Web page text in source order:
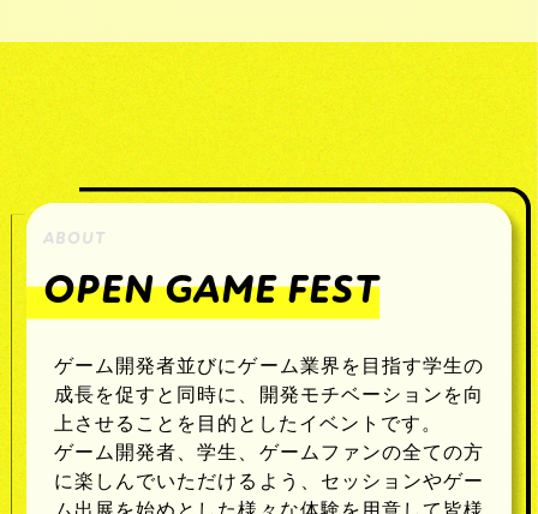
ABOUT
OPEN GAME FEST
ゲーム開発者並びにゲーム業界を目指す学生の
成長を促すと同時に、開発モチベーションを向
上させることを目的としたイベントです。
ゲーム開発者、学生、ゲームファンの全ての方
に楽しんでいただけるよう、セッションやゲー
ム出展を始めとした様々な体験を用意して皆様